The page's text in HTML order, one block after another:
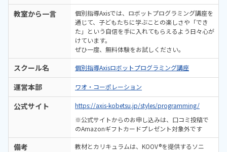
教室から一言
個別指導Axisでは、ロボットプログラミング講座を
通じて、子どもたちに学ぶことの楽しさや「でき
た」という自信を手に入れてもらえるよう日々心が
けています。
ぜひ一度、無料体験をお試しください。
スクール名 個別指導Axisロボットプログラミング講座
運営本部 ワオ・コーポレーション
公式サイト
https://axis-kobetsu.jp/styles/programming/
※公式サイトからのお申し込みは、口コミ投稿で
のAmazonギフトカードプレゼント対象外です
備考
教材とカリキュラムは、KOOV®を提供するソニ